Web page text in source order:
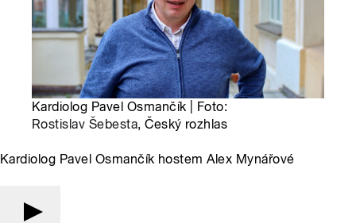
Kardiolog Pavel Osmančík | Foto:
Rostislav Šebesta, Český rozhlas
Kardiolog Pavel Osmančík hostem Alex Mynářové